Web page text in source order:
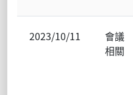
2023/10/11
會議
相關